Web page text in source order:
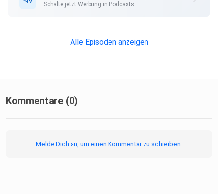
Schalte jetzt Werbung in Podcasts.
Alle Episoden anzeigen
Kommentare (0)
Melde Dich an, um einen Kommentar zu schreiben.